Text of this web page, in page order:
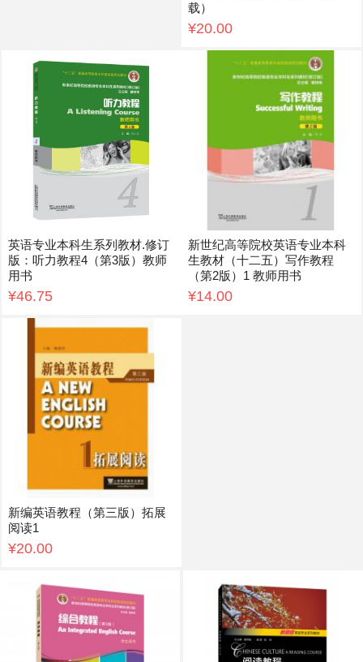
载）
¥20.00
英语专业本科生系列教材.修订
版：听力教程4（第3版）教师
用书
¥46.75
新世纪高等院校英语专业本科
生教材（十二五）写作教程
（第2版）1 教师用书
¥14.00
新编英语教程（第三版）拓展
阅读1
¥20.00